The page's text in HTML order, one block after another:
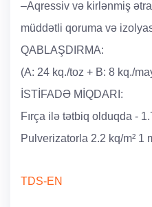
–Aqressiv və kirlənmiş
müddətli qoruma və
QABLAŞDIRMA:
(A: 24 kq./toz + B: 8 kq./
İSTİFADƏ MİQDARI:
Fırça ilə tətbiq olduqda -
Pulverizatorla 2.2 kq/m² 1
TDS-EN